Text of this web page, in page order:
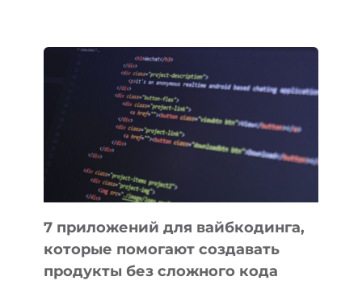
О
ВЕНЧУРНОМ
ФИНАНСИРОВАНИИ
7 приложений для вайбкодинга,
которые помогают создавать
продукты без сложного кода